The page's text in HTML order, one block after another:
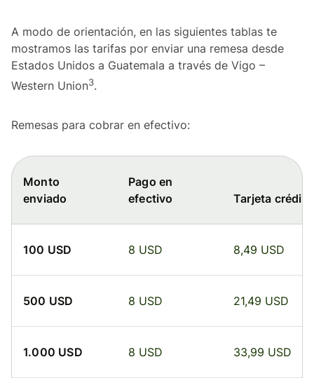
A modo de orientación, en las siguientes tablas te
mostramos las tarifas por enviar una remesa desde
Estados Unidos a Guatemala a través de Vigo –
Western Union3.
Remesas para cobrar en efectivo:
Monto
enviado
Pago en
efectivo
Tarjeta crédito
100 USD 8 USD 8,49 USD
500 USD 8 USD 21,49 USD
1.000 USD 8 USD 33,99 USD